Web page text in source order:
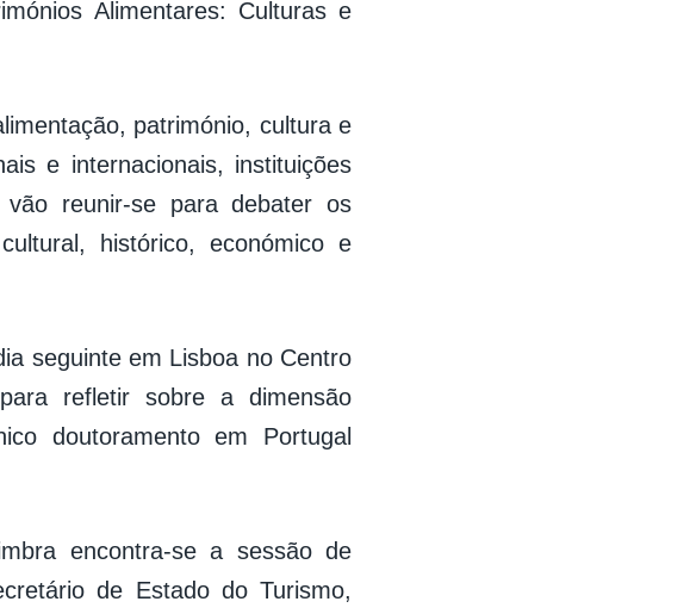
Alimentares: Culturas e
património, cultura e
e internacionais, instituições
reunir-se para debater os
histórico, económico e
seguinte em Lisboa no Centro
refletir sobre a dimensão
doutoramento em Portugal
encontra-se a sessão de
de Estado do Turismo,